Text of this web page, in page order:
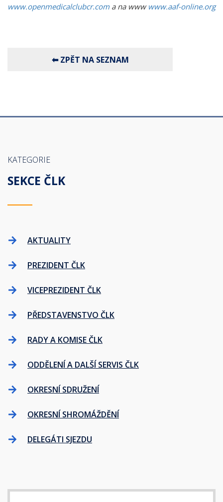
www.openmedicalclubcr.com a na www www.aaf-online.org
KATEGORIE
SEKCE ČLK
AKTUALITY
PREZIDENT ČLK
VICEPREZIDENT ČLK
PŘEDSTAVENSTVO ČLK
RADY A KOMISE ČLK
ODDĚLENÍ A DALŠÍ SERVIS ČLK
OKRESNÍ SDRUŽENÍ
OKRESNÍ SHROMÁŽDĚNÍ
DELEGÁTI SJEZDU